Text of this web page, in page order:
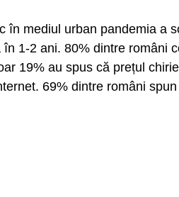
în mediul urban pandemia a
1-2 ani. 80% dintre români
19% au spus că prețul
69% dintre români